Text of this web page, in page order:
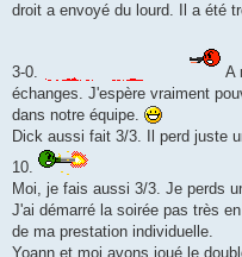
droit a envoyé du lourd. Il a été
3-0.
A
échanges. J'espère vraiment
dans notre équipe.
Dick aussi fait 3/3. Il perd juste
10.
Moi, je fais aussi 3/3. Je perds
J'ai démarré la soirée pas très
de ma prestation individuelle.
Yoann et moi avons joué le